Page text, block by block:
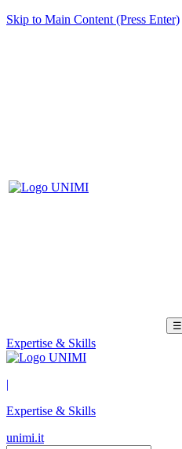
Skip to Main Content (Press Enter)
☰
Expertise & Skills
|
Expertise & Skills
unimi.it